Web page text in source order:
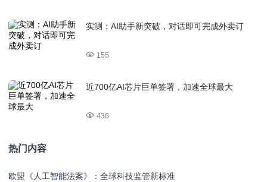
实测：AI助手新突破，对话即可完成外卖订
155
近700亿AI芯片巨单签署，加速全球最大
436
热门内容
欧盟《人工智能法案》：全球科技监管新标准